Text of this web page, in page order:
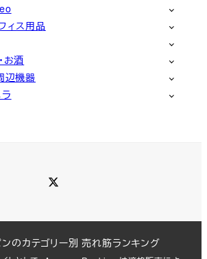
ィス用品
お酒
辺機器
ンのカテゴリー別 売れ筋ランキング